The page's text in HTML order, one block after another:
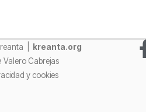
|
kreanta.org
Valero Cabrejas
y cookies